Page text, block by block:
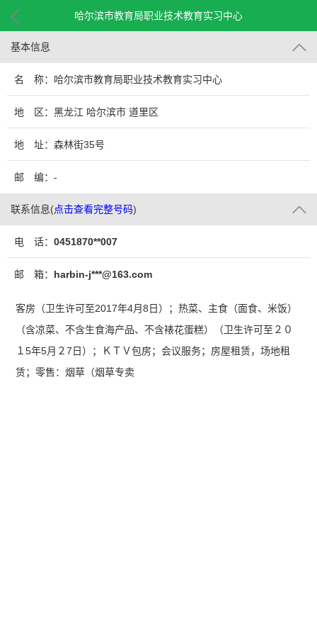
哈尔滨市教育局职业技术教育实习中心
基本信息
名 称：哈尔滨市教育局职业技术教育实习中心
地 区：黑龙江 哈尔滨市 道里区
地 址：森林街35号
邮 编：-
联系信息(点击查看完整号码)
电 话： 0451870**007
邮 箱： harbin-j***@163.com
客房（卫生许可至2017年4月8日）；热菜、主食（面食、米饭）
（含凉菜、不含生食海产品、不含裱花蛋糕）（卫生许可至２０
１5年5月２7日）；ＫＴＶ包房；会议服务；房屋租赁，场地租
赁；零售：烟草（烟草专卖